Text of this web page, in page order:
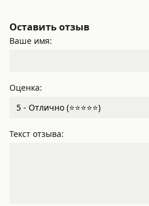
Оставить отзыв
Ваше имя:
Оценка:
Текст отзыва: